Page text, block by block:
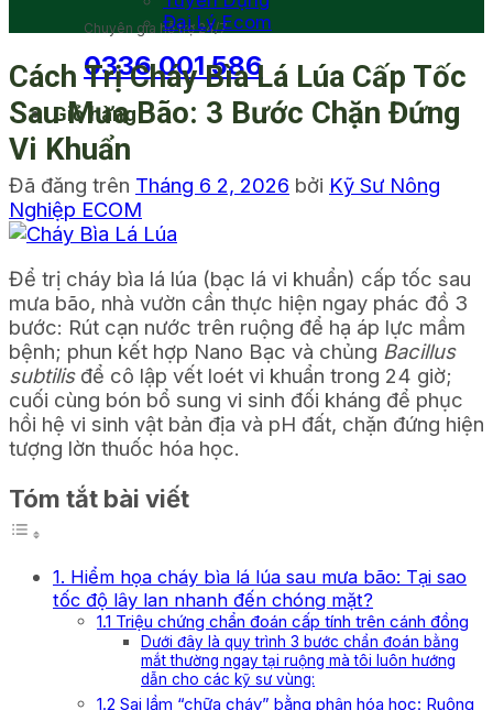
Chuyên gia hỗ trợ 24/7
0336 001 586
Giỏ hàng
Đại Lý Ecom
Cách Trị Cháy Bìa Lá Lúa Cấp Tốc
Sau Mưa Bão: 3 Bước Chặn Đứng
Vi Khuẩn
Đã đăng trên Tháng 6 2, 2026 bởi Kỹ Sư Nông
Nghiệp ECOM
Để trị cháy bìa lá lúa (bạc lá vi khuẩn) cấp tốc sau
mưa bão, nhà vườn cần thực hiện ngay phác đồ 3
bước: Rút cạn nước trên ruộng để hạ áp lực mầm
bệnh; phun kết hợp Nano Bạc và chủng Bacillus
subtilisđể cô lập vết loét vi khuẩn trong 24 giờ;
cuối cùng bón bổ sung vi sinh đối kháng để phục
hồi hệ vi sinh vật bản địa và pH đất, chặn đứng hiện
tượng lờn thuốc hóa học.
Tóm tắt bài viết
1. Hiểm họa cháy bìa lá lúa sau mưa bão: Tại sao
tốc độ lây lan nhanh đến chóng mặt?
1.1 Triệu chứng chẩn đoán cấp tính trên cánh đồng
Dưới đây là quy trình 3 bước chẩn đoán bằng
mắt thường ngay tại ruộng mà tôi luôn hướng
dẫn cho các kỹ sư vùng:
1.2 Sai lầm “chữa cháy” bằng phân hóa học: Ruộng